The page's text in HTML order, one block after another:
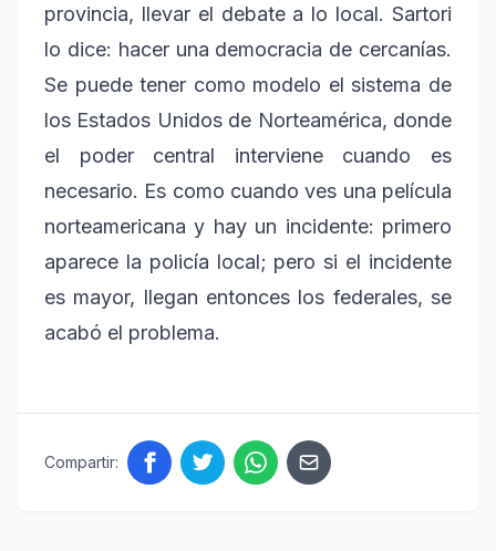
provincia, llevar el debate a lo local. Sartori
lo dice: hacer una democracia de cercanías.
Se puede tener como modelo el sistema de
los Estados Unidos de Norteamérica, donde
el poder central interviene cuando es
necesario. Es como cuando ves una película
norteamericana y hay un incidente: primero
aparece la policía local; pero si el incidente
es mayor, llegan entonces los federales, se
acabó el problema.
Compartir: